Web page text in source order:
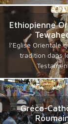
Ethiopienne
l’Eglise Orientale
tradition dans
Gréco-